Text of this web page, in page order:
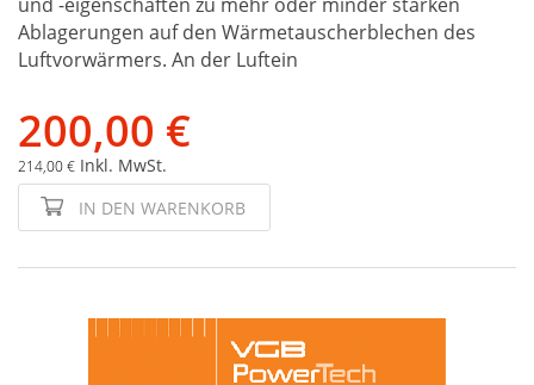
Ablagerungen auf den Wärmetauscherblechen des
Luftvorwärmers. An der Luftein
200,00 €
214,00 € Inkl. MwSt.
IN DEN WARENKORB